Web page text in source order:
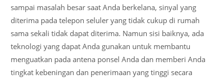
sampai masalah besar saat Anda berkelana, sinyal yang
diterima pada telepon seluler yang tidak cukup di rumah
sama sekali tidak dapat diterima. Namun sisi baiknya, ada
teknologi yang dapat Anda gunakan untuk membantu
menguatkan pada antena ponsel Anda dan memberi Anda
tingkat kebeningan dan penerimaan yang tinggi secara